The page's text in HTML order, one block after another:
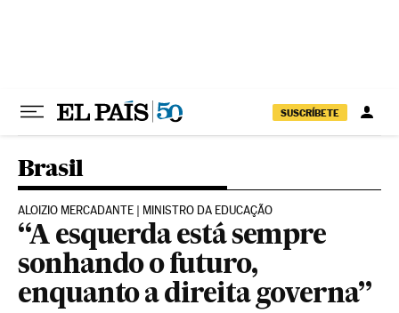
SUSCRÍBETE
Brasil
ALOIZIO MERCADANTE | MINISTRO DA EDUCAÇÃO
“A esquerda está sempre
sonhando o futuro,
enquanto a direita governa”